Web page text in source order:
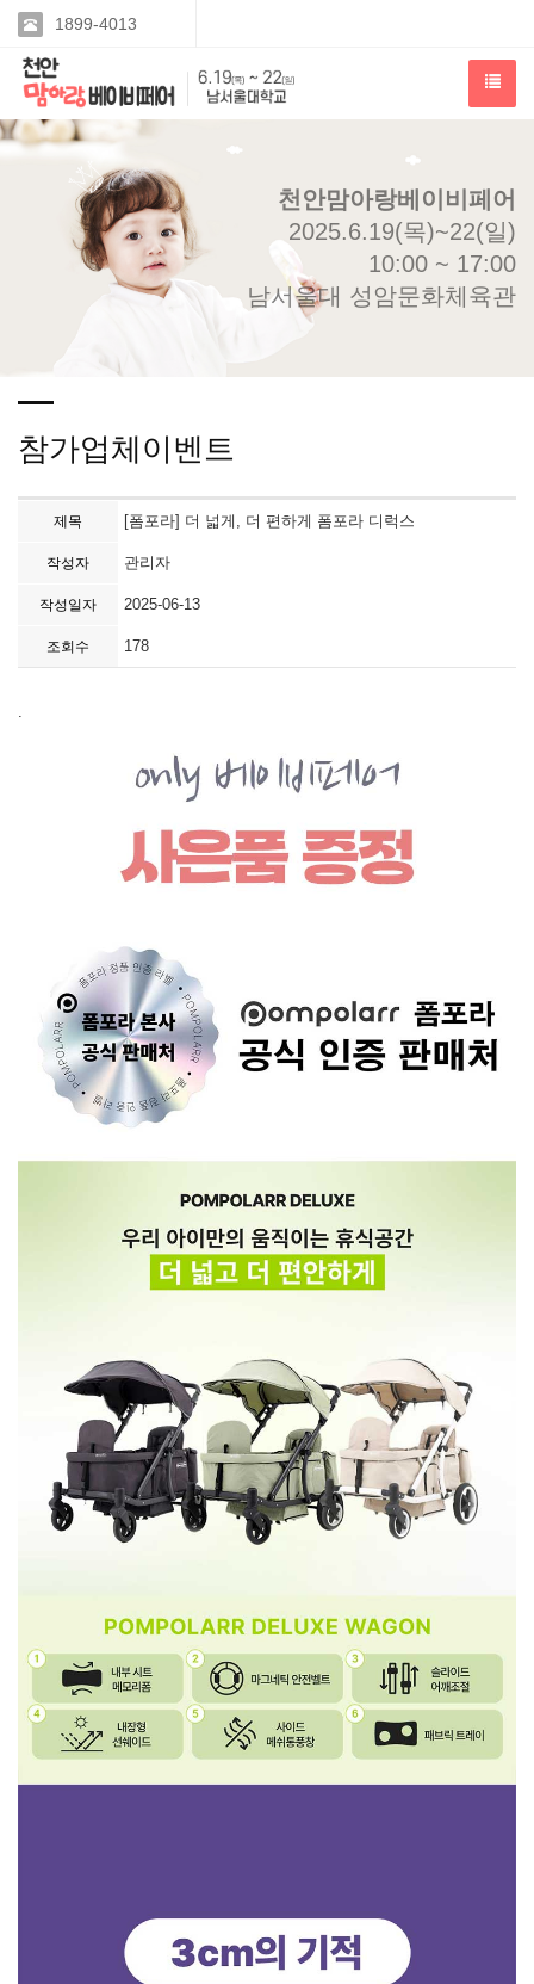
1899-4013
천안맘아랑베이비페어
2025.6.19(목)~22(일)
10:00 ~ 17:00
남서울대 성암문화체육관
참가업체이벤트
제목 [폼포라] 더 넓게, 더 편하게 폼포라 디럭스
작성자 관리자
작성일자 2025-06-13
조회수 178
.